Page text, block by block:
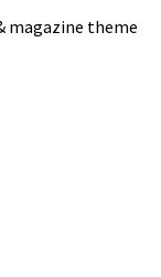
magazine theme